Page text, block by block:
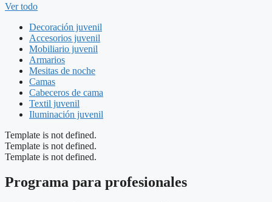
Ver todo
Decoración juvenil
Accesorios juvenil
Mobiliario juvenil
Armarios
Mesitas de noche
Camas
Cabeceros de cama
Textil juvenil
Iluminación juvenil
Template is not defined.
Template is not defined.
Template is not defined.
Programa para profesionales